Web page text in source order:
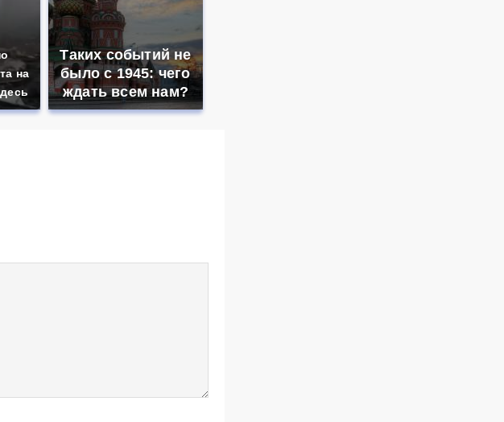
на
Таких событий не
было с 1945: чего
ждать всем нам?